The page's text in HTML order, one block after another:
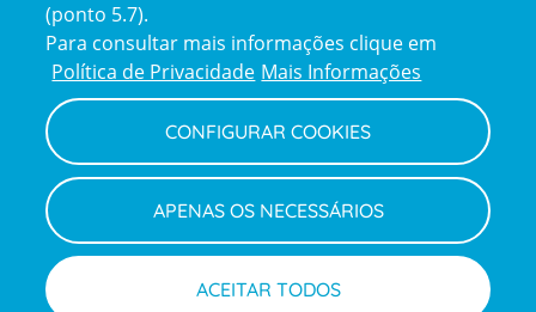
Reclamações
e
elogios
Policy
Política de Privacidade e Cookies
Termos e Condições
Declaração de Acessibilidade
Canal de Denúncias
Informações legais
(ponto 5.7).
Para consultar mais informações clique em
Política de Privacidade Mais Informações
CONFIGURAR COOKIES
APENAS OS NECESSÁRIOS
ACEITAR TODOS